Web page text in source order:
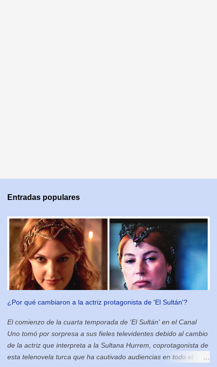
Entradas populares
¿Por qué cambiaron a la actriz protagonista de 'El Sultán'?
El comienzo de la cuarta temporada de 'El Sultán' en el Canal
Uno tomó por sorpresa a sus fieles televidentes debido al cambio
de la actriz que interpreta a la Sultana Hurrem, coprotagonista de
esta telenovela turca que ha cautivado audiencias en todo el